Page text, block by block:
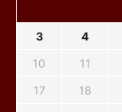
3
4
10
11
17
18